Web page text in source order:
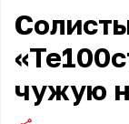
чужую